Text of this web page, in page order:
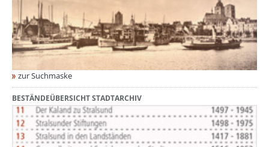
zur Suchmaske
BESTÄNDEÜBERSICHT STADTARCHIV